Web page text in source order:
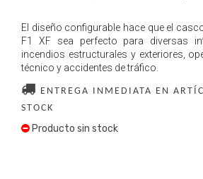
El diseño configurable hace que el
F1 XF sea perfecto para diversas
incendios estructurales y exteriores,
técnico y accidentes de tráfico.
ENTREGA INMEDIATA EN
STOCK
Producto sin stock